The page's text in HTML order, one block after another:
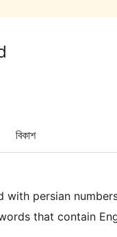
বিকাশ
persian
that contain